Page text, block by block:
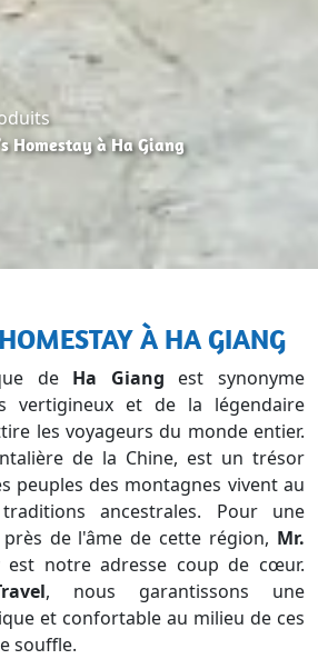
Homestay à Ha Giang
HOMESTAY À HA GIANG
de Ha Giang est synonyme
vertigineux et de la légendaire
les voyageurs du monde entier.
de la Chine, est un trésor
peuples des montagnes vivent au
ancestrales. Pour une
de l'âme de cette région, Mr.
est notre adresse coup de cœur.
, nous garantissons une
et confortable au milieu de ces
souffle.